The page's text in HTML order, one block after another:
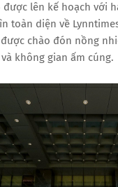
được lên kế hoạch với
toàn diện về
chào đón nồng
không gian ấm cúng.